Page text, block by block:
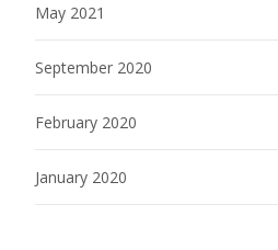
May 2021
September 2020
February 2020
January 2020